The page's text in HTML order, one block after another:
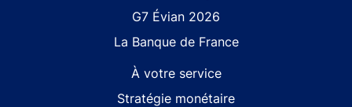
G7 Évian 2026
La Banque de France
À votre service
Stratégie monétaire